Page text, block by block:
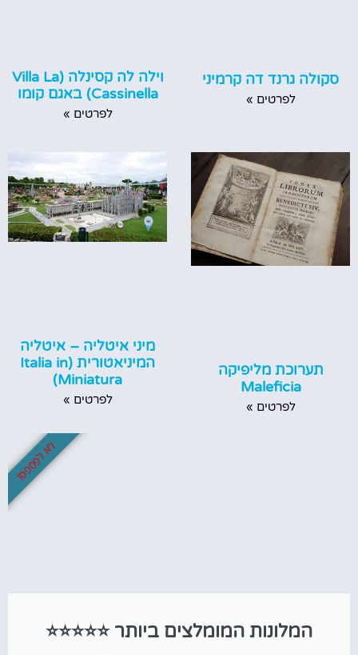
סקולה גרנד דה קרמיני
לפרטים »
וילה לה קסינלה (Villa La
Cassinella) באגם קומו
לפרטים »
תערוכת מליפיקה
Maleficia
לפרטים »
מיני איטליה – איטליה
המיניאטורית (Italia in
Miniatura)
לפרטים »
המלונות המומלצים ביותר ⭐⭐⭐⭐⭐
לא לפספס!